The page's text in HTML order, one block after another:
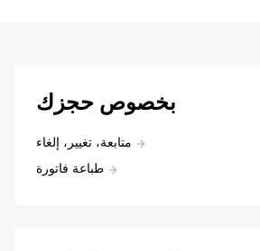
بخصوص حجزك
متابعة، تغيير، إلغاء
طباعة فاتورة